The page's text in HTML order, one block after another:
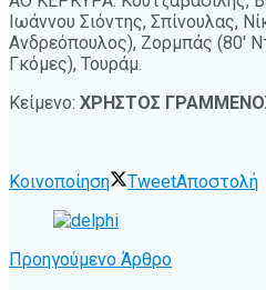
Ιωάννου Σιόντης, Σπίνουλας,
Ανδρεόπουλος), Ζορμπάς (80′
Γκόμες), Τουράμ.
Κείμενο: ΧΡΗΣΤΟΣ
Κοινοποίηση TweetΑποστολή
Προηγούμενο Άρθρο